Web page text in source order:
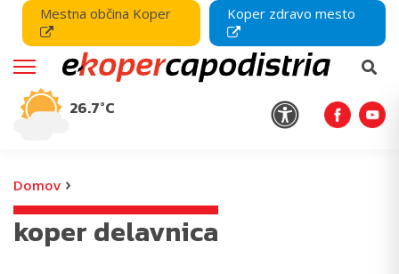
Mestna občina Koper Koper zdravo mesto
26.7°C
Domov ›
koper delavnica